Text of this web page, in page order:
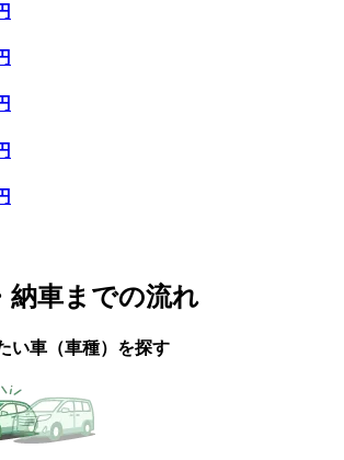
納車までの流れ
い車（車種）を探す